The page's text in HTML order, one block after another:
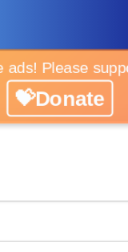
ads! Please
💝Donate